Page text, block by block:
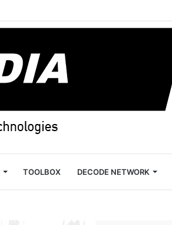
TOOLBOX DECODE NETWORK